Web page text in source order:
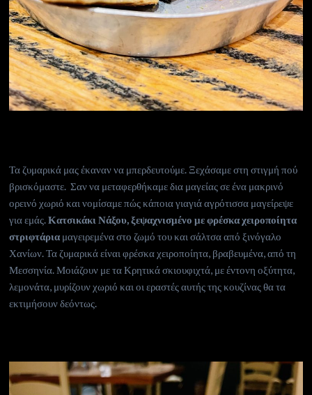
Τα ζυμαρικά μας έκαναν να μπερδευτούμε. Ξεχάσαμε στη στιγμή πού
βρισκόμαστε. Σαν να μεταφερθήκαμε δια μαγείας σε ένα μακρινό
ορεινό χωριό και νομίσαμε πώς κάποια γιαγιά αγρότισσα μαγείρεψε
για εμάς.Κατσικάκι Νάξου, ξεψαχνισμένο με φρέσκα χειροποίητα
στριφτάρια μαγειρεμένα στο ζωμό του και σάλτσα από ξινόγαλο
Χανίων. Τα ζυμαρικά είναι φρέσκα χειροποίητα, βραβευμένα, από τη
Μεσσηνία. Μοιάζουν με τα Κρητικά σκιουφιχτά, με έντονη οξύτητα,
λεμονάτα, μυρίζουν χωριό και οι εραστές αυτής της κουζίνας θα τα
εκτιμήσουν δεόντως.